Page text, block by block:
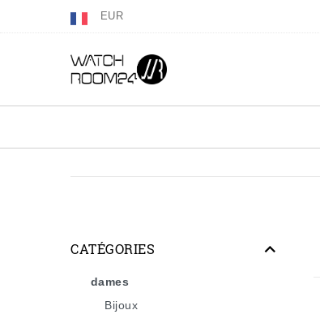
EUR
CATÉGORIES
dames
Bijoux